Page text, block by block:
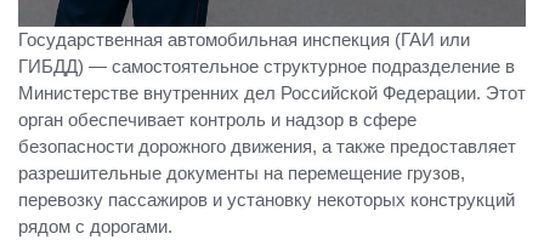
Государственная автомобильная инспекция (ГАИ или
ГИБДД) — самостоятельное структурное подразделение в
Министерстве внутренних дел Российской Федерации. Этот
орган обеспечивает контроль и надзор в сфере
безопасности дорожного движения, а также предоставляет
разрешительные документы на перемещение грузов,
перевозку пассажиров и установку некоторых конструкций
рядом с дорогами.